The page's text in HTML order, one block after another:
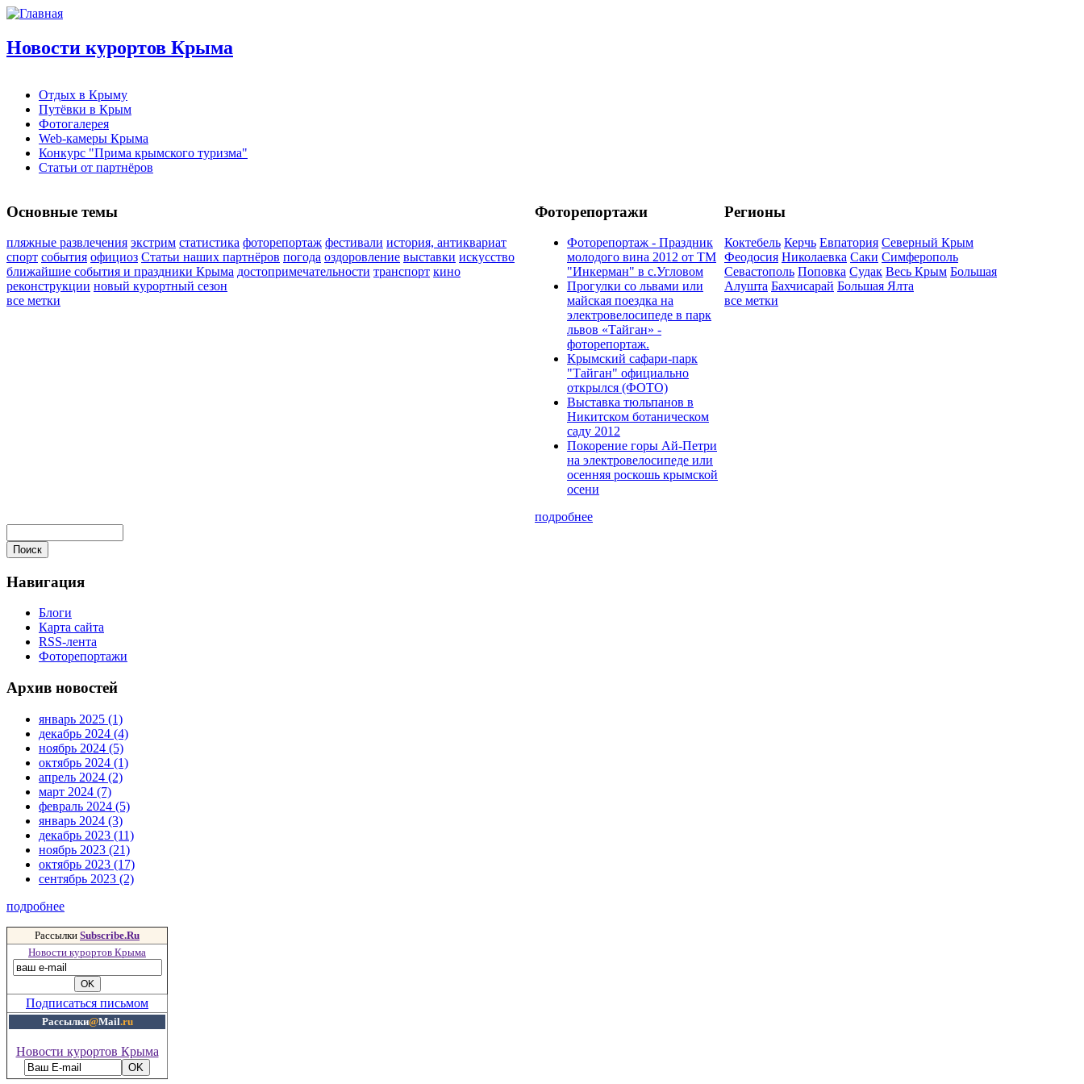
Новости курортов Крыма
Отдых в Крыму
Путёвки в Крым
Фотогалерея
Web-камеры Крыма
Конкурс "Прима крымского туризма"
Статьи от партнёров
Основные темы
пляжные развлечения экстрим статистика фоторепортаж фестивали история, антиквариат
спорт события официоз Статьи наших партнёров погода оздоровление выставки искусство
ближайшие события и праздники Крыма достопримечательности транспорт кино
реконструкции новый курортный сезон
все метки
Фоторепортажи
Фоторепортаж - Праздник
молодого вина 2012 от ТМ
"Инкерман" в с.Угловом
Прогулки cо львами или
майская поездка на
электровелосипеде в парк
львов «Тайган» -
фоторепортаж.
Крымский сафари-парк
"Тайган" официально
открылся (ФОТО)
Выставка тюльпанов в
Никитском ботаническом
саду 2012
Покорение горы Ай-Петри
на электровелосипеде или
осенняя роскошь крымской
осени
подробнее
Регионы
Коктебель Керчь Евпатория Северный Крым
Феодосия Николаевка Саки Симферополь
Севастополь Поповка Судак Весь Крым Большая
Алушта Бахчисарай Большая Ялта
все метки
Навигация
Блоги
Карта сайта
RSS-лента
Фоторепортажи
Архив новостей
январь 2025 (1)
декабрь 2024 (4)
ноябрь 2024 (5)
октябрь 2024 (1)
апрель 2024 (2)
март 2024 (7)
февраль 2024 (5)
январь 2024 (3)
декабрь 2023 (11)
ноябрь 2023 (21)
октябрь 2023 (17)
сентябрь 2023 (2)
подробнее
Рассылки Subscribe.Ru
Новости курортов Крыма
Подписаться письмом
Рассылки@Mail.ru
Новости курортов Крыма